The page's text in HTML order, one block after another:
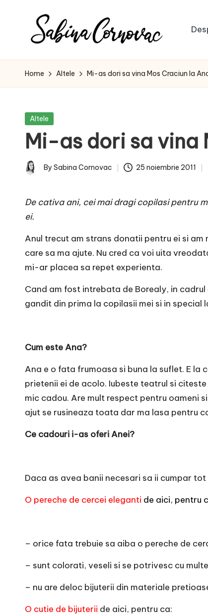
S
a
i
n
a
o
r
n
o
v
c
O
nl
i
n
creator
de
de
16
ani
Home Altele Mi-as dori sa vina Mos Craciun la
Posted
Altele
Mi-as dori sa vina
Posted
By Sabina Cornovac 25 noiembrie 2011
De cativa ani, cei mai dragi copilasi pentru
ei.
Anul trecut am strans donatii pentru ei si
care sa ma ajute. Nu cred ca voi uita
mi-ar placea sa repet experienta.
Cand am fost intrebata de Borealy, in
gandit din prima la copilasii mei si in special
Cum este Ana?
Ana e o fata frumoasa si buna la suflet. E
prietenii ei de acolo. Iubeste teatrul si
mic cadou. Are mult respect pentru oameni
ajut se rusineaza toata dar ma lasa pentru
Ce cadouri i-as oferi Anei?
Daca as avea banii necesari sa ii cumpar
O pereche de cercei eleganti de aici, pentru
– orice fata trebuie sa aiba o pereche de
– sunt colorati, veseli si se potrivesc cu
– nu are deloc bijuterii din materiale
O cutie de bijuterii de aici, pentru ca: